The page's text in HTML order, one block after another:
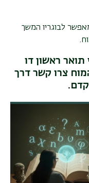
לבוגריו המשך
תואר ראשון דו
צרו קשר דרך